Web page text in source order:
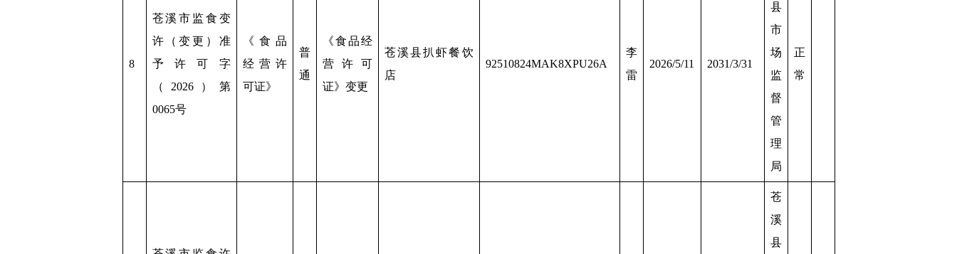
8
苍溪市监食变
许（变更）准
予许可字
（2026）第
0065号
《食品
经营许
可证》
普
通
《食品经
营许可
证》变更
苍溪县扒虾餐饮
店
92510824MAK8XPU26A
李
雷
2026/5/11 2031/3/31
县
市
场
监
督
管
理
局
正
常
苍
溪
县